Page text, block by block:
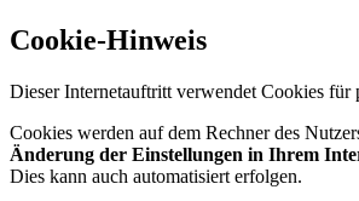
Cookie-Hinweis
Dieser Internetauftritt verwendet Cookies für
Cookies werden auf dem Rechner des
Änderung der Einstellungen in Ihrem
Dies kann auch automatisiert erfolgen.